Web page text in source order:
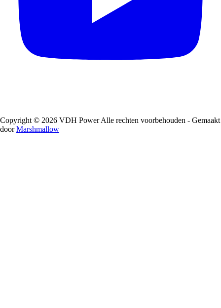
Copyright © 2026 VDH Power Alle rechten voorbehouden - Gemaakt
doorMarshmallow